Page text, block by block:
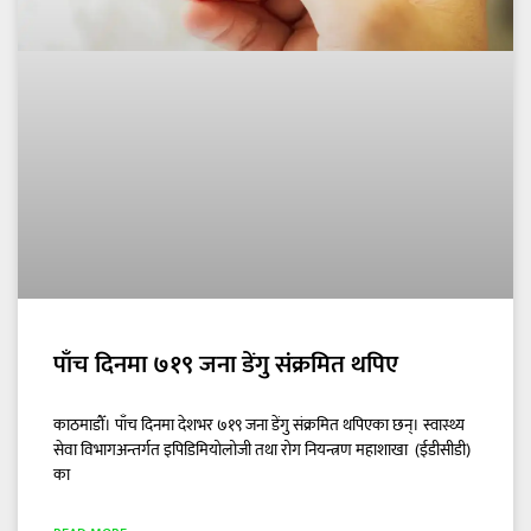
पाँच दिनमा ७१९ जना डेंगु संक्रमित थपिए
काठमाडौँ। पाँच दिनमा देशभर ७१९ जना डेंगु संक्रमित थपिएका छन्। स्वास्थ्य
सेवा विभागअन्तर्गत इपिडिमियोलोजी तथा रोग नियन्त्रण महाशाखा (ईडीसीडी)
का